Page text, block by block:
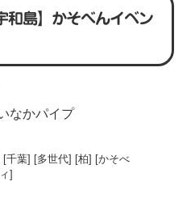
島】かそべんイベン
なかパイプ
[千葉] [多世代] [柏] [かそべ
]